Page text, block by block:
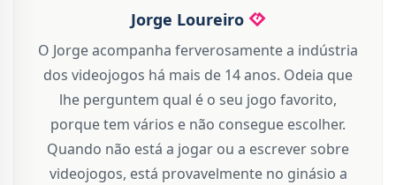
Jorge Loureiro
O Jorge acompanha ferverosamente a indústria
dos videojogos há mais de 14 anos. Odeia que
lhe perguntem qual é o seu jogo favorito,
porque tem vários e não consegue escolher.
Quando não está a jogar ou a escrever sobre
videojogos, está provavelmente no ginásio a